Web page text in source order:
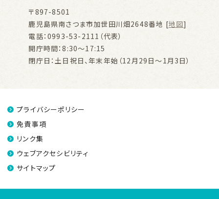
〒897-8501
鹿児島県南さつま市加世田川畑2648番地 [地図]
電話：0993-53-2111（代表）
開庁時間：8:30～17:15
閉庁日：土日祝日、年末年始（12月29日～1月3日）
プライバシーポリシー
免責事項
リンク集
ウェブアクセシビリティ
サイトマップ